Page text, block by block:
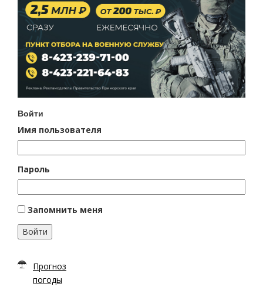
Войти
Имя пользователя
Пароль
Запомнить меня
Войти
Прогноз
погоды